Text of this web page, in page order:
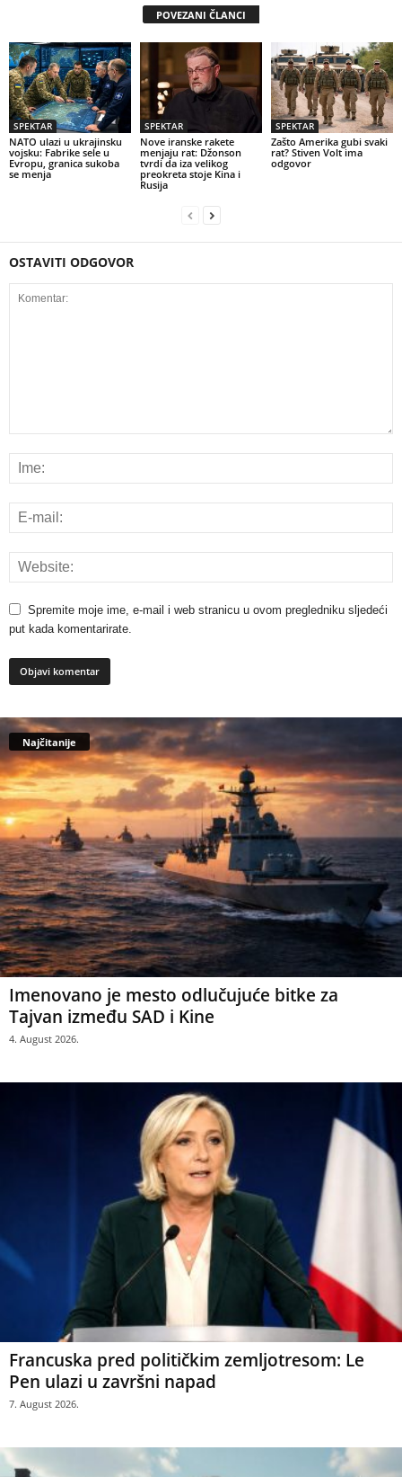
POVEZANI ČLANCI
SPEKTAR
NATO ulazi u ukrajinsku
vojsku: Fabrike sele u
Evropu, granica sukoba
se menja
SPEKTAR
Nove iranske rakete
menjaju rat: Džonson
tvrdi da iza velikog
preokreta stoje Kina i
Rusija
SPEKTAR
Zašto Amerika gubi svaki
rat? Stiven Volt ima
odgovor
OSTAVITI ODGOVOR
Spremite moje ime, e-mail i web stranicu u ovom pregledniku sljedeći
put kada komentarirate.
Najčitanije
Imenovano je mesto odlučujuće bitke za
Tajvan između SAD i Kine
4. August 2026.
Francuska pred političkim zemljotresom: Le
Pen ulazi u završni napad
7. August 2026.